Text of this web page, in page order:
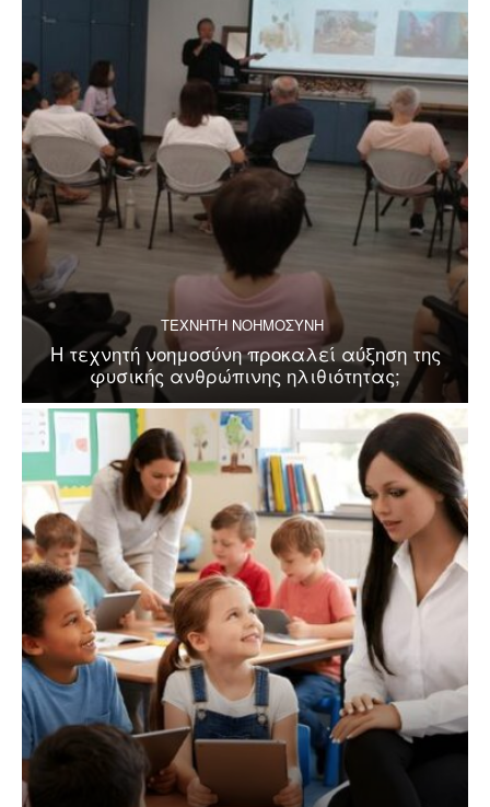
ΤΕΧΝΗΤΗ ΝΟΗΜΟΣΥΝΗ
Η τεχνητή νοημοσύνη προκαλεί αύξηση της
φυσικής ανθρώπινης ηλιθιότητας;